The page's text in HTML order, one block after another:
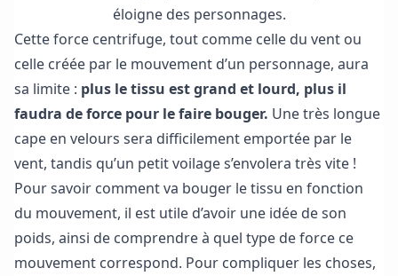
éloigne des personnages.
Cette force centrifuge, tout comme celle du vent ou
celle créée par le mouvement d’un personnage, aura
sa limite : plus le tissu est grand et lourd, plus il
faudra de force pour le faire bouger. Une très longue
cape en velours sera difficilement emportée par le
vent, tandis qu’un petit voilage s’envolera très vite !
Pour savoir comment va bouger le tissu en fonction
du mouvement, il est utile d’avoir une idée de son
poids, ainsi de comprendre à quel type de force ce
mouvement correspond. Pour compliquer les choses,